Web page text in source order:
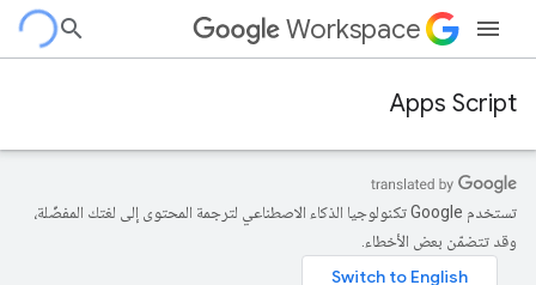
Workspace
Apps Script
تستخدم Google تكنولوجيا الذكاء الاصطناعي لترجمة المحتوى إلى لغتك المفضّلة،
وقد تتضمّن بعض الأخطاء.